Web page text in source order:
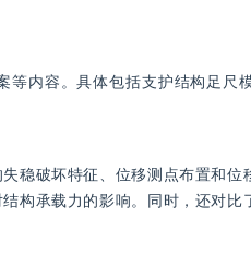
内容。具体包括支护结构足尺
稳破坏特征、位移测点布置和
构承载力的影响。同时，还对